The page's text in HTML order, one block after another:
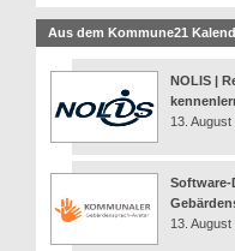
Aus dem Kommune21
NOLIS |
13.
Software-
13.